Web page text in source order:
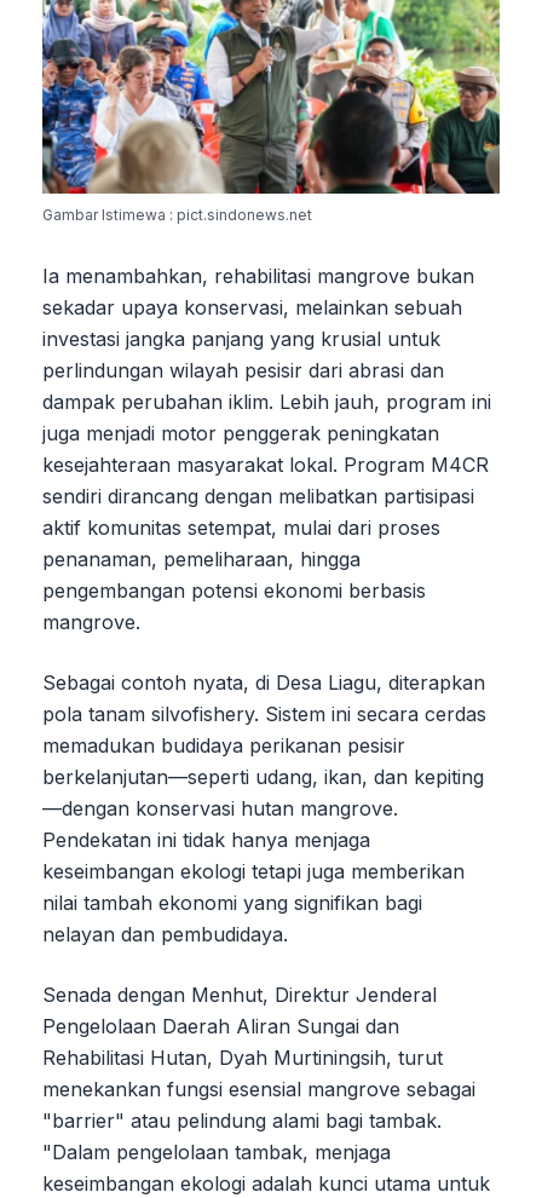
Gambar Istimewa : pict.sindonews.net
Ia menambahkan, rehabilitasi mangrove bukan
sekadar upaya konservasi, melainkan sebuah
investasi jangka panjang yang krusial untuk
perlindungan wilayah pesisir dari abrasi dan
dampak perubahan iklim. Lebih jauh, program ini
juga menjadi motor penggerak peningkatan
kesejahteraan masyarakat lokal. Program M4CR
sendiri dirancang dengan melibatkan partisipasi
aktif komunitas setempat, mulai dari proses
penanaman, pemeliharaan, hingga
pengembangan potensi ekonomi berbasis
mangrove.
Sebagai contoh nyata, di Desa Liagu, diterapkan
pola tanam silvofishery. Sistem ini secara cerdas
memadukan budidaya perikanan pesisir
berkelanjutan—seperti udang, ikan, dan kepiting
—dengan konservasi hutan mangrove.
Pendekatan ini tidak hanya menjaga
keseimbangan ekologi tetapi juga memberikan
nilai tambah ekonomi yang signifikan bagi
nelayan dan pembudidaya.
Senada dengan Menhut, Direktur Jenderal
Pengelolaan Daerah Aliran Sungai dan
Rehabilitasi Hutan, Dyah Murtiningsih, turut
menekankan fungsi esensial mangrove sebagai
"barrier" atau pelindung alami bagi tambak.
"Dalam pengelolaan tambak, menjaga
keseimbangan ekologi adalah kunci utama untuk